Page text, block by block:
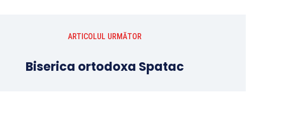
ARTICOLUL URMĂTOR
Biserica ortodoxa Spatac